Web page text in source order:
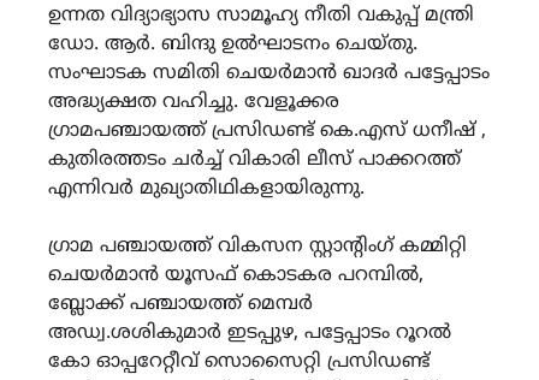
ഉന്നത വിദ്യാഭ്യാസ സാമൂഹ്യ നീതി വകുപ്പ് മന്ത്രി
ഡോ. ആർ. ബിന്ദു ഉൽഘാടനം ചെയ്തു.
സംഘാടക സമിതി ചെയർമാൻ ഖാദർ പട്ടേപ്പാടം
അദ്ധ്യക്ഷത വഹിച്ചു. വേളൂക്കര
ഗ്രാമപഞ്ചായത്ത് പ്രസിഡണ്ട് കെ.എസ് ധനീഷ് ,
കുതിരത്തടം ചർച്ച് വികാരി ലീസ് പാക്കറത്ത്
എന്നിവർ മുഖ്യാതിഥികളായിരുന്നു.
ഗ്രാമ പഞ്ചായത്ത് വികസന സ്റ്റാൻ്റിംഗ് കമ്മിറ്റി
ചെയർമാൻ യൂസഫ് കൊടകര പറമ്പിൽ,
ബ്ലോക്ക് പഞ്ചായത്ത് മെമ്പർ
അഡ്വ.ശശികുമാർ ഇടപ്പുഴ, പട്ടേപ്പാടം റൂറൽ
കോ ഓപ്പറേറ്റീവ് സൊസൈറ്റി പ്രസിഡണ്ട്